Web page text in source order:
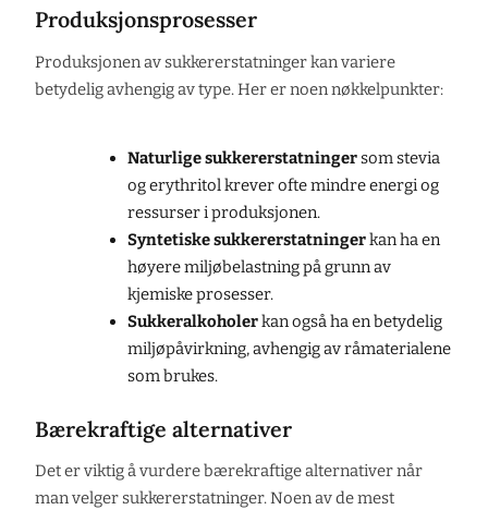
Produksjonsprosesser
Produksjonen av sukkererstatninger kan variere
betydelig avhengig av type. Her er noen nøkkelpunkter:
Naturlige sukkererstatningersom stevia
og erythritol krever ofte mindre energi og
ressurser i produksjonen.
Syntetiske sukkererstatningerkan ha en
høyere miljøbelastning på grunn av
kjemiske prosesser.
Sukkeralkoholerkan også ha en betydelig
miljøpåvirkning, avhengig av råmaterialene
som brukes.
Bærekraftige alternativer
Det er viktig å vurdere bærekraftige alternativer når
man velger sukkererstatninger. Noen av de mest